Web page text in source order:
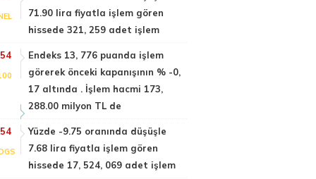
71.90 lira fiyatla işlem gören
hissede 321, 259 adet işlem
Endeks 13, 776 puanda işlem
görerek önceki kapanışının % -0,
17 altında . İşlem hacmi 173,
288.00 milyon TL de
Yüzde -9.75 oranında düşüşle
7.68 lira fiyatla işlem gören
hissede 17, 524, 069 adet işlem